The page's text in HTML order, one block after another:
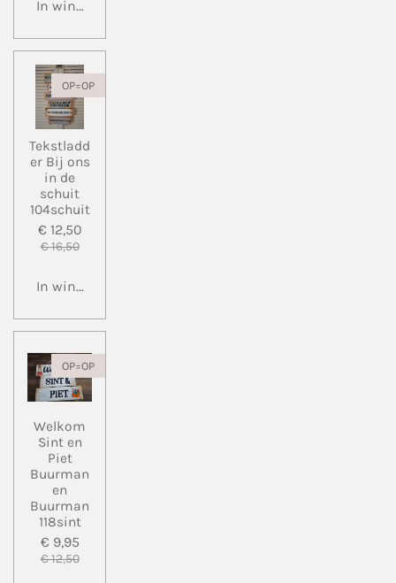
In winkelwagen
OP=OP
Tekstladd
er Bij ons
in de
schuit
104schuit
€ 12,50
€ 16,50
In winkelwagen
OP=OP
Welkom
Sint en
Piet
Buurman
en
Buurman
118sint
€ 9,95
€ 12,50